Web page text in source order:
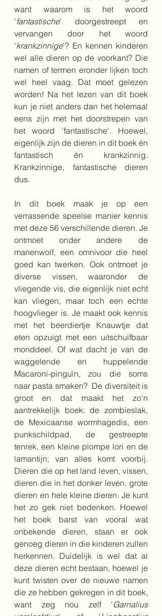
want waarom is het woord
'fantastische' doorgestreept en
vervangen door het woord
'krankzinnige'? En kennen kinderen
wel alle dieren op de voorkant? Die
namen of termen eronder lijken toch
wel heel vaag. Dat moet gelezen
worden! Na het lezen van dit boek
kun je niet anders dan het helemaal
eens zijn met het doorstrepen van
het woord 'fantastische'. Hoewel,
eigenlijk zijn de dieren in dit boek én
fantastisch én krankzinnig.
Krankzinnige, fantastische dieren
dus.
In dit boek maak je op een
verrassende speelse manier kennis
met deze 56 verschillende dieren. Je
ontmoet onder andere de
manenwolf, een omnivoor die heel
goed kan twerken. Ook ontmoet je
diverse vissen, waaronder de
vliegende vis, die eigenlijk niet echt
kan vliegen, maar toch een echte
hoogvlieger is. Je maakt ook kennis
met het beerdiertje Knauwtje dat
eten opzuigt met een uitschuifbaar
monddeel. Of wat dacht je van de
waggelende en huppelende
Macaroni-pinguïn, zou die soms
naar pasta smaken?  De diversiteit is
groot en dat maakt het zo'n
aantrekkelijk boek: de zombieslak,
de Mexicaanse wormhagedis, een
punkschildpad, de gestreepte
tenrek, een kleine plompe lori en de
lamantijn; van alles komt voorbij.
Dieren die op het land leven, vissen,
dieren die in het donker leven, grote
dieren en hele kleine dieren. Je kunt
het zo gek niet bedenken. Hoewel
het boek barst van vooral wat
onbekende dieren, staan er ook
genoeg dieren in die kinderen zullen
herkennen. Duidelijk is wel dat al
deze dieren echt bestaan, hoewel je
kunt twisten over de nieuwe namen
die ze hebben gekregen in dit boek,
want zeg nou zelf 'Garnalius